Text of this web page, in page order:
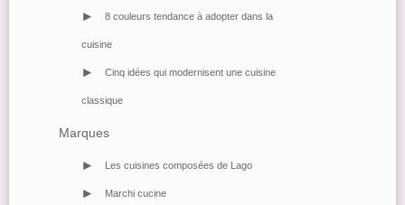
> 8 couleurs tendance à adopter dans la
cuisine
> Cinq idées qui modernisent une cuisine
classique
Marques
> Les cuisines composées de Lago
> Marchi cucine